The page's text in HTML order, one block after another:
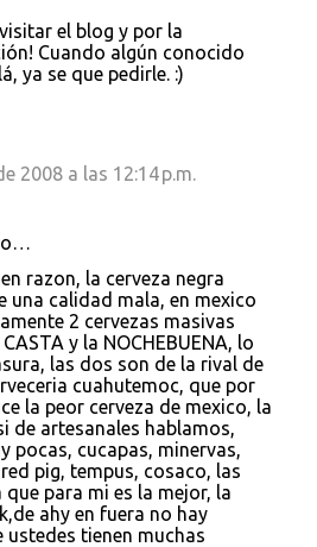
el blog y por la
Cuando algún conocido
ya se que pedirle. :)
2008 a las 12:14 p.m.
razon, la cerveza negra
una calidad mala, en mexico
2 cervezas masivas
y la NOCHEBUENA, lo
las dos son de la rival de
cuahutemoc, que por
la peor cerveza de mexico, la
de artesanales hablamos,
pocas, cucapas, minervas,
pig, tempus, cosaco, las
que para mi es la mejor, la
ahy en fuera no hay
ustedes tienen muchas